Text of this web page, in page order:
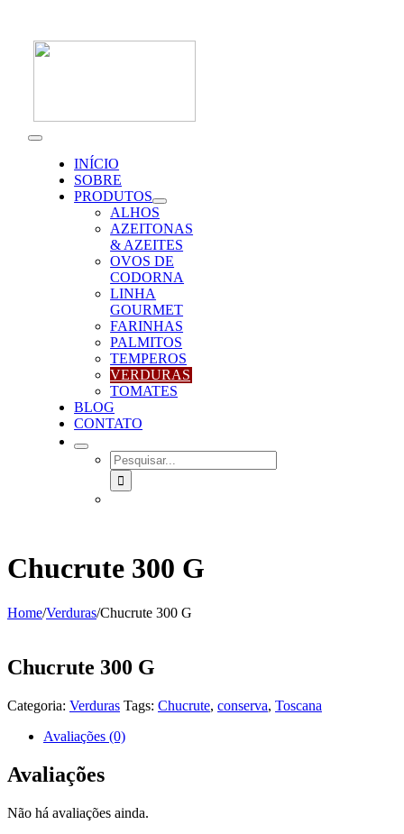
content
Toggle
NavigationINÍCIO
SOBRE
PRODUTOS
ALHOS
AZEITONAS
& AZEITES
OVOS DE
CODORNA
LINHA
GOURMET
FARINHAS
PALMITOS
TEMPEROS
VERDURAS
TOMATES
BLOG
CONTATO
SEARCH
FOR:
Chucrute 300 G
Home/Verduras/Chucrute 300 G
Chucrute 300 G
Categoria: Verduras Tags: Chucrute, conserva, Toscana
Avaliações (0)
Avaliações
Não há avaliações ainda.